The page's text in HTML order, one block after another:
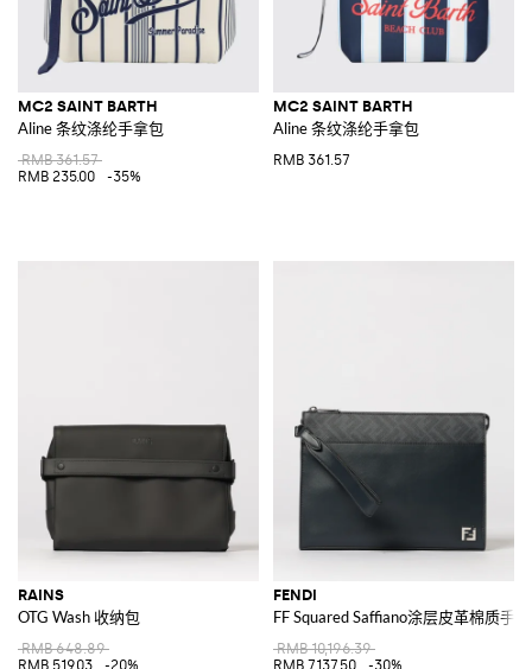
MC2 SAINT BARTH
Aline 条纹涤纶手拿包
RMB 361.57
RMB 235.00
-35%
MC2 SAINT BARTH
Aline 条纹涤纶手拿包
RMB 361.57
RAINS
OTG Wash 收纳包
RMB 648.89
RMB 519.03
-20%
FENDI
FF Squared Saffiano涂层皮革棉质手
RMB 10,196.39
RMB 7,137.50
-30%